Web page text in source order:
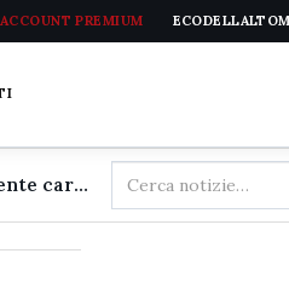
PREMIUM
Arma dei Carabinieri in lutto: se n'è andato troppo presto il luogotenente carica speciale Tommaso Stracqualursi
Cerca
nel